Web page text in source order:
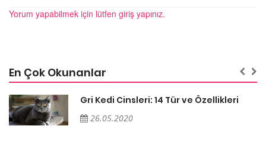
Yorum yapabilmek için lütfen giriş yapınız.
En Çok Okunanlar
Gri Kedi Cinsleri: 14 Tür ve Özellikleri
26.05.2020